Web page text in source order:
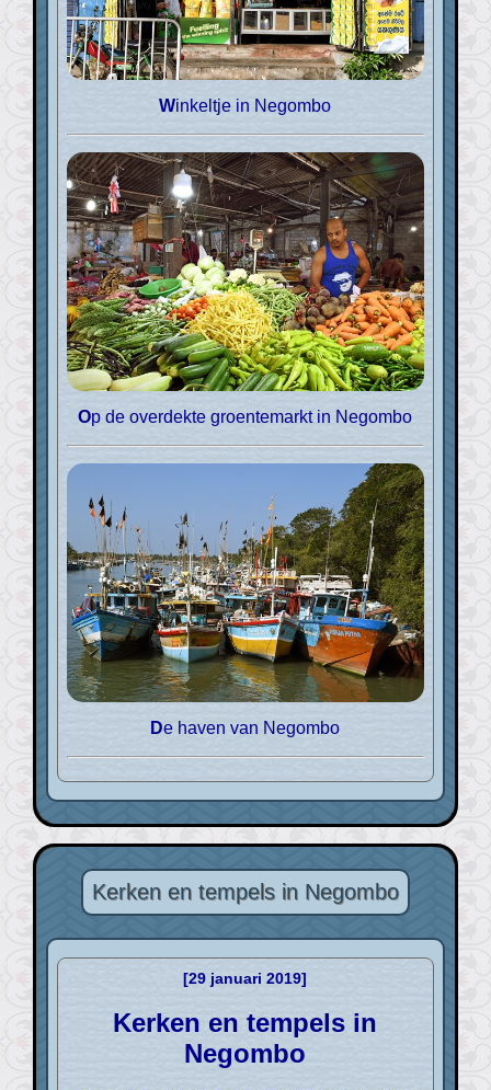
Winkeltje in Negombo
Op de overdekte groentemarkt in Negombo
De haven van Negombo
Kerken en tempels in Negombo
[29 januari 2019]
Kerken en tempels in
Negombo